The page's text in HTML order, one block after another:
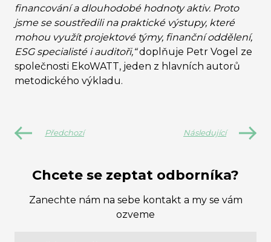
financování a dlouhodobé hodnoty aktiv. Proto
jsme se soustředili na praktické výstupy, které
mohou využít projektové týmy, finanční oddělení,
ESG specialisté i auditoři,“doplňuje Petr Vogel ze
společnosti EkoWATT, jeden z hlavních autorů
metodického výkladu.
Předchozí Následující
Chcete se zeptat odborníka?
Zanechte nám na sebe kontakt a my se vám
ozveme